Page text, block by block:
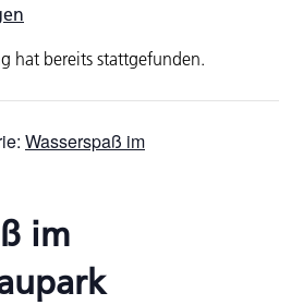
hat bereits stattgefunden.
Wasserspaß im
im